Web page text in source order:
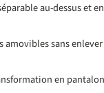
au-dessus et
amovibles sans
en